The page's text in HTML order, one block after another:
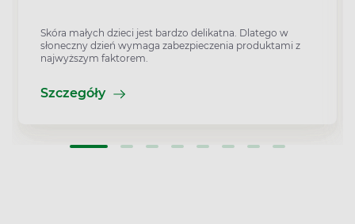
Skóra małych dzieci jest bardzo delikatna. Dlatego w
słoneczny dzień wymaga zabezpieczenia produktami z
najwyższym faktorem.
Szczegóły